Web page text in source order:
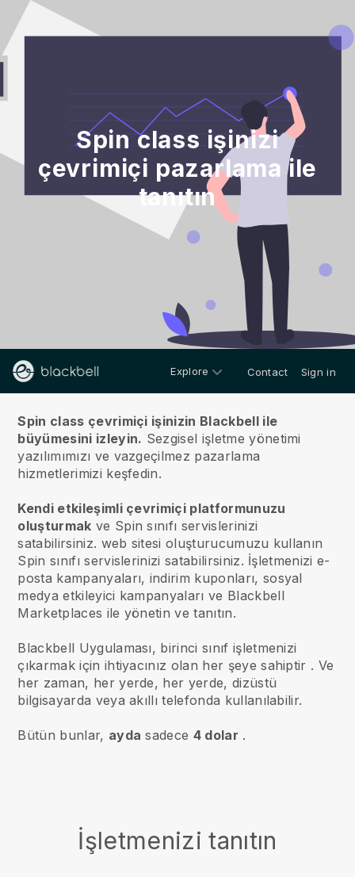
Spin class işinizi
çevrimiçi pazarlama ile
tanıtın
Explore Contact Sign in
Spin class çevrimiçi işinizin Blackbell ile
büyümesini izleyin. Sezgisel işletme yönetimi
yazılımımızı ve vazgeçilmez pazarlama
hizmetlerimizi keşfedin.
Kendi etkileşimli çevrimiçi platformunuzu
oluşturmak ve Spin sınıfı servislerinizi
satabilirsiniz. web sitesi oluşturucumuzu kullanın
Spin sınıfı servislerinizi satabilirsiniz. İşletmenizi e-
posta kampanyaları, indirim kuponları, sosyal
medya etkileyici kampanyaları ve Blackbell
Marketplaces ile yönetin ve tanıtın.
Blackbell Uygulaması, birinci sınıf işletmenizi
çıkarmak için ihtiyacınız olan her şeye sahiptir . Ve
her zaman, her yerde, her yerde, dizüstü
bilgisayarda veya akıllı telefonda kullanılabilir.
Bütün bunlar, ayda sadece 4 dolar .
İşletmenizi tanıtın